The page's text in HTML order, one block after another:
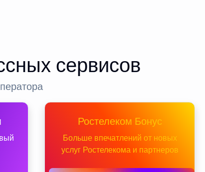
сервисов
Ростелеком Бонус
Больше впечатлений от новых
услуг Ростелекома и партнеров